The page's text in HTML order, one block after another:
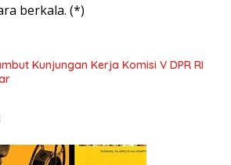
berkala. (*)
Kunjungan Kerja Komisi V DPR RI